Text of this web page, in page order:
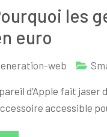
les
euro
web
d’Apple fait jaser
accessible